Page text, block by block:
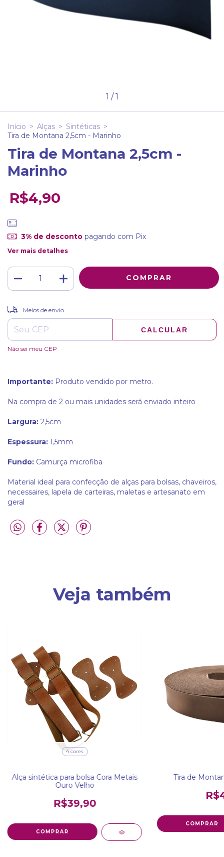
1 /1
Início > Alças > Sintéticas >
Tira de Montana 2,5cm - Marinho
Tira de Montana 2,5cm -
Marinho
R$4,90
3% de descontopagando com Pix
Ver mais detalhes
Entregas para o CEP:
Meios de envio
CALCULAR
Não sei meu CEP
Importante: Produto vendido por metro.
Na compra de 2 ou mais unidades será enviado inteiro
Largura: 2,5cm
Espessura: 1,5mm
Fundo: Camurça microfiba
Material ideal para confecção de alças para bolsas, chaveiros,
necessaires, lapela de carteiras, maletas e artesanato em
geral
Veja também
4 cores
Alça sintética para bolsa Cora Metais
Ouro Velho
R$39,90
COMPRAR
Tira de